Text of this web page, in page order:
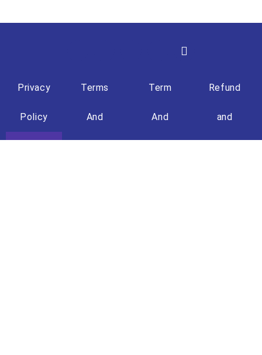
Privacy
Policy
Terms
And
Term
And
Refund
and